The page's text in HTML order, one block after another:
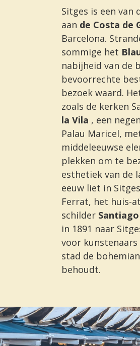
Sitges is een van
aan de Costa de
Barcelona.
sommige het
nabijheid van de
bevoorrechte
bezoek waard.
zoals de kerken
la Vila , een
Palau Maricel,
middeleeuwse
plekken om te
esthetiek van de
eeuw liet in
Ferrat, het huis-
schilder
in 1891 naar
voor
stad de
behoudt.